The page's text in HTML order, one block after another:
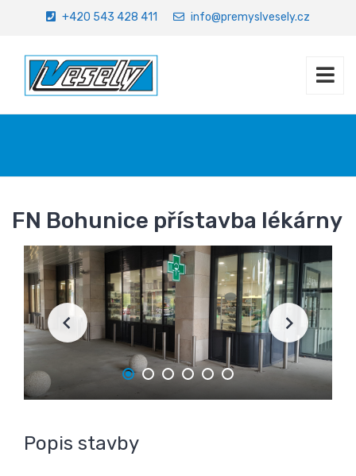
+420 543 428 411 info@premyslvesely.cz
FN Bohunice přístavba lékárny
Popis stavby